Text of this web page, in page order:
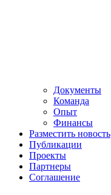
Документы
Команда
Опыт
Финансы
Разместить новость
Публикации
Проекты
Партнеры
Соглашение